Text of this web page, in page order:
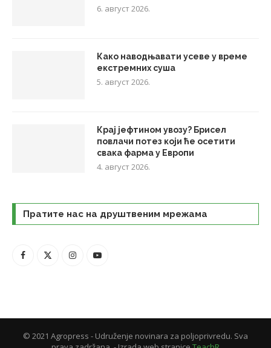
6. август 2026.
Како наводњавати усеве у време
екстремних суша
5. август 2026.
Крај јефтином увозу? Брисел
повлачи потез који ће осетити
свака фарма у Европи
4. август 2026.
Пратите нас на друштвеним мрежама
© 2021 Agropress - Udruženje novinara za poljoprivredu. Sva